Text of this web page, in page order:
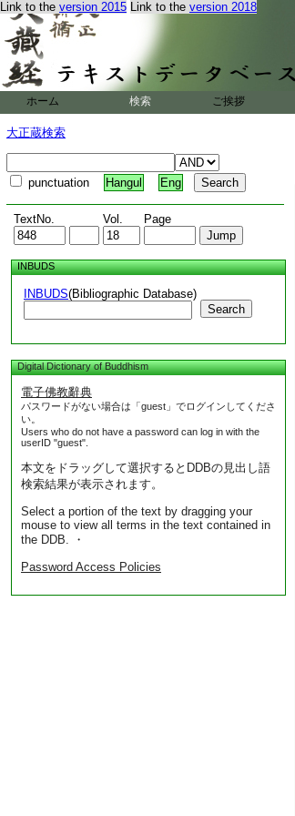
Link to the version 2015 Link to the version 2018
ホーム 検索 ご挨拶
大正蔵検索
punctuation Hangul Eng
TextNo. Vol. Page
INBUDS
INBUDS(Bibliographic Database)
Search
Digital Dictionary of Buddhism
電子佛教辭典
パスワードがない場合は「guest」でログインしてくださ
い。
Users who do not have a password can log in with the
userID "guest".
本文をドラッグして選択するとDDBの見出し語
検索結果が表示されます。
Select a portion of the text by dragging your
mouse to view all terms in the text contained in
the DDB. ・
Password Access Policies